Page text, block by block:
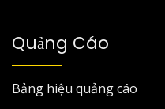
Quảng Cáo
Bảng hiệu quảng cáo